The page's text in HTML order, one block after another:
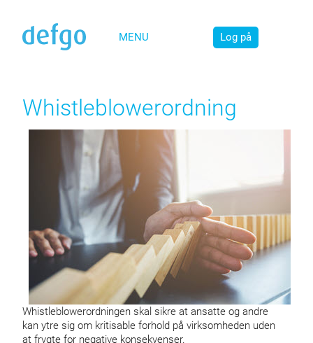
MENU Log på
Whistleblowerordning
Whistleblowerordningen skal sikre at ansatte og andre
kan ytre sig om kritisable forhold på virksomheden uden
at frygte for negative konsekvenser.